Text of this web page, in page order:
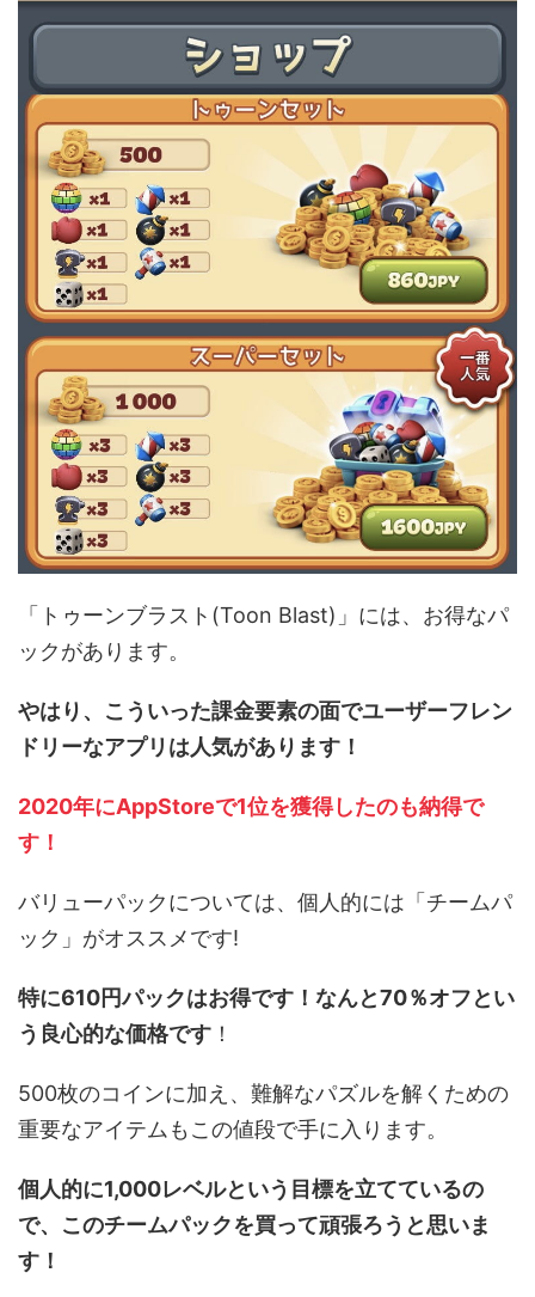
「トゥーンブラスト(Toon Blast)」には、お得なパ
ックがあります。
やはり、こういった課金要素の面でユーザーフレン
ドリーなアプリは人気があります！
2020年にAppStoreで1位を獲得したのも納得で
す！
バリューパックについては、個人的には「チームパ
ック」がオススメです!
特に610円パックはお得です！なんと70％オフとい
う良心的な価格です ！
500枚のコインに加え、難解なパズルを解くための
重要なアイテムもこの値段で手に入ります。
個人的に1,000レベルという目標を立てているの
で、このチームパックを買って頑張ろうと思いま
す！